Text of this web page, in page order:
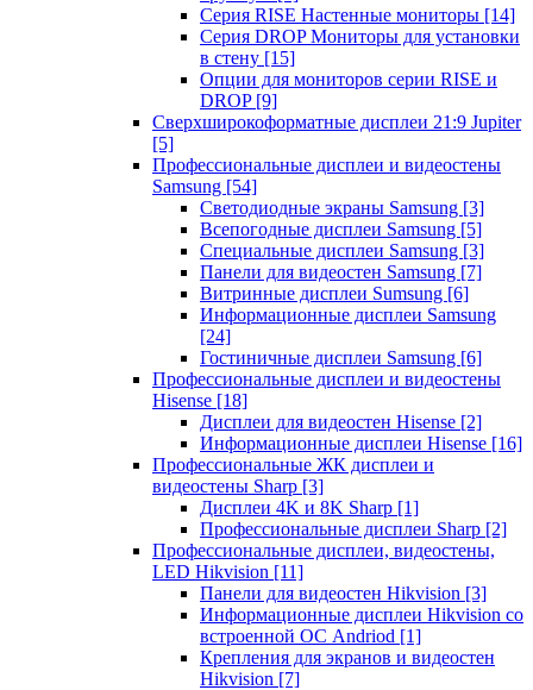
Серия RISE Настенные мониторы [14]
Серия DROP Мониторы для установки
в стену [15]
Опции для мониторов серии RISE и
DROP [9]
Сверхширокоформатные дисплеи 21:9 Jupiter
[5]
Профессиональные дисплеи и видеостены
Samsung [54]
Светодиодные экраны Samsung [3]
Всепогодные дисплеи Samsung [5]
Специальные дисплеи Samsung [3]
Панели для видеостен Samsung [7]
Витринные дисплеи Sumsung [6]
Информационные дисплеи Samsung
[24]
Гостиничные дисплеи Samsung [6]
Профессиональные дисплеи и видеостены
Hisense [18]
Дисплеи для видеостен Hisense [2]
Информационные дисплеи Hisense [16]
Профессиональные ЖК дисплеи и
видеостены Sharp [3]
Дисплеи 4K и 8K Sharp [1]
Профессиональные дисплеи Sharp [2]
Профессиональные дисплеи, видеостены,
LED Hikvision [11]
Панели для видеостен Hikvision [3]
Информационные дисплеи Hikvision со
встроенной ОС Andriod [1]
Крепления для экранов и видеостен
Hikvision [7]